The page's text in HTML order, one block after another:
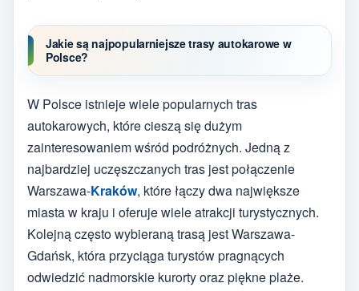
Jakie są najpopularniejsze trasy autokarowe w
Polsce?
W Polsce istnieje wiele popularnych tras
autokarowych, które cieszą się dużym
zainteresowaniem wśród podróżnych. Jedną z
najbardziej uczęszczanych tras jest połączenie
Warszawa-Kraków, które łączy dwa największe
miasta w kraju i oferuje wiele atrakcji turystycznych.
Kolejną często wybieraną trasą jest Warszawa-
Gdańsk, która przyciąga turystów pragnących
odwiedzić nadmorskie kurorty oraz piękne plaże.